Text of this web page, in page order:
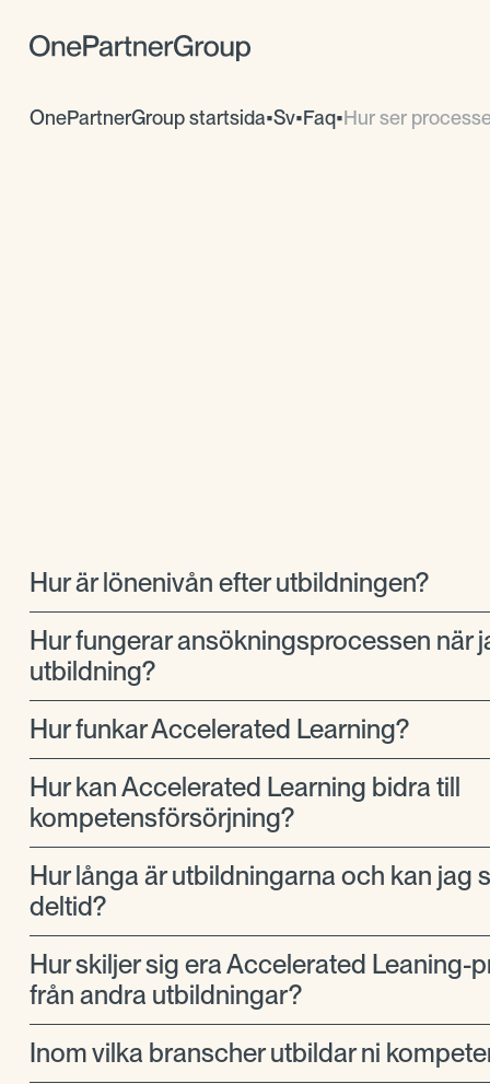
OnePartnerGroup startsida•Sv•Faq•Hur ser
Hur är lönenivån efter utbildningen?
Hur fungerar ansökningsprocessen när
utbildning?
Hur funkar Accelerated Learning?
Hur kan Accelerated Learning bidra till
kompetensförsörjning?
Hur långa är utbildningarna och kan jag
deltid?
Hur skiljer sig era Accelerated Leaning-
från andra utbildningar?
Inom vilka branscher utbildar ni